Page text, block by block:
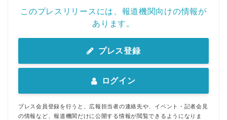
このプレスリリースには、報道機関向けの情報が
あります。
プレス登録
ログイン
プレス会員登録を行うと、広報担当者の連絡先や、イベント・記者会見
の情報など、報道機関だけに公開する情報が閲覧できるようになりま